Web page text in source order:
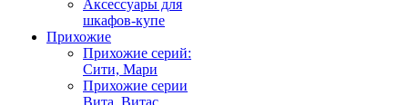
Аксессуары для
шкафов-купе
Прихожие
Прихожие серий:
Сити, Мари
Прихожие серии
Вита, Витас